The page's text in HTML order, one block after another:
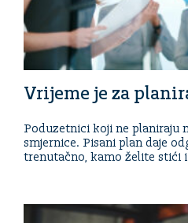
Vrijeme je za
Poduzetnici koji ne planiraju
smjernice. Pisani plan daje
trenutačno, kamo želite stići